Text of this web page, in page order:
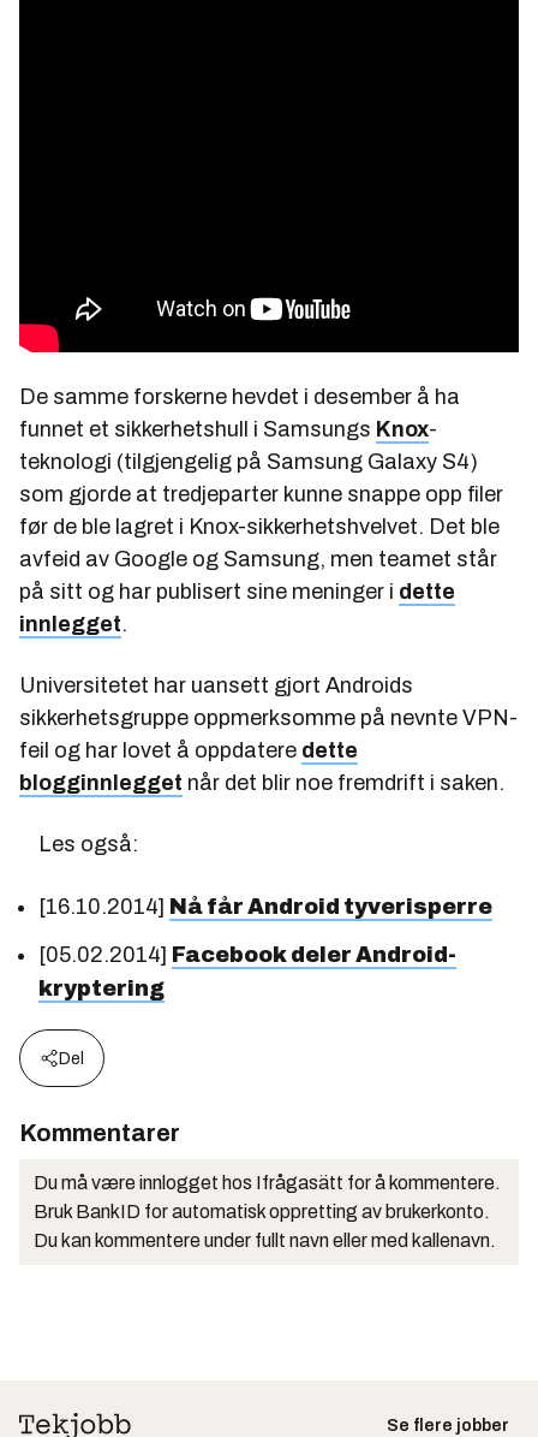
De samme forskerne hevdet i desember å ha
funnet et sikkerhetshull i Samsungs Knox-
teknologi (tilgjengelig på Samsung Galaxy S4)
som gjorde at tredjeparter kunne snappe opp filer
før de ble lagret i Knox-sikkerhetshvelvet. Det ble
avfeid av Google og Samsung, men teamet står
på sitt og har publisert sine meninger i dette
innlegget.
Universitetet har uansett gjort Androids
sikkerhetsgruppe oppmerksomme på nevnte VPN-
feil og har lovet å oppdatere dette
blogginnlegget når det blir noe fremdrift i saken.
Les også:
[16.10.2014] Nå får Android tyverisperre
[05.02.2014] Facebook deler Android-
kryptering
Del
Kommentarer
Du må være innlogget hos Ifrågasätt for å kommentere.
Bruk BankID for automatisk oppretting av brukerkonto.
Du kan kommentere under fullt navn eller med kallenavn.
Se flere jobber